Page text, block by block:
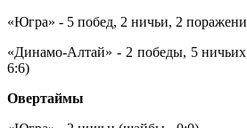
«Югра» - 5 побед, 2 ничьи, 2
«Динамо-Алтай» - 2 победы, 5
6:6)
Овертаймы